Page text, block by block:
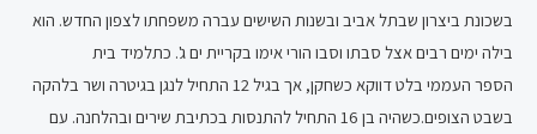
בשכונת ביצרון שבתל אביב ובשנות השישים עברה משפחתו לצפון החדש. הוא
בילה ימים רבים אצל סבתו וסבו הורי אימו בקריית ים ג'. כתלמיד בית
הספר העממי בלט דווקא כשחקן, אך בגיל 12 התחיל לנגן בגיטרה ושר בלהקה
בשבט הצופים.כשהיה בן 16 התחיל להתנסות בכתיבת שירים ובהלחנה. עם